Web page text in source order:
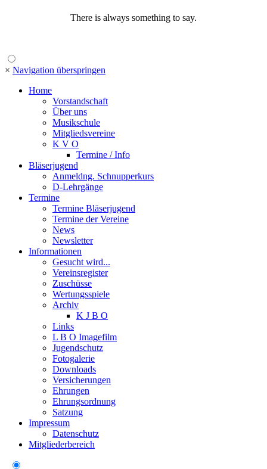
There is always something to say.
× Navigation überspringen
Home
Vorstandschaft
Über uns
Musikschule
Mitgliedsvereine
K V O
Termine / Info
Bläserjugend
Anmeldng. Schnupperkurs
D-Lehrgänge
Termine
Termine Bläserjugend
Termine der Vereine
News
Newsletter
Informationen
Gesucht wird...
Vereinsregister
Zuschüsse
Wertungsspiele
Archiv
K J B O
Links
L B O Imagefilm
Jugendschutz
Fotogalerie
Downloads
Versicherungen
Ehrungen
Ehrungsordnung
Satzung
Impressum
Datenschutz
Mitgliederbereich